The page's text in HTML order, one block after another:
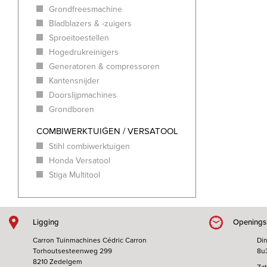
Grondfreesmachine
Bladblazers & -zuigers
Sproeitoestellen
Hogedrukreinigers
Generatoren & compressoren
Kantensnijder
Doorslijpmachines
Grondboren
COMBIWERKTUIGEN / VERSATOOL
Stihl combiwerktuigen
Honda Versatool
Stiga Multitool
Ligging
Carron Tuinmachines Cédric Carron
Torhoutsesteenweg 299
8210 Zedelgem